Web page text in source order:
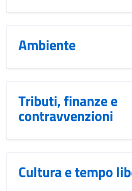
Ambiente
Tributi, finanze e
contravvenzioni
Cultura e tempo